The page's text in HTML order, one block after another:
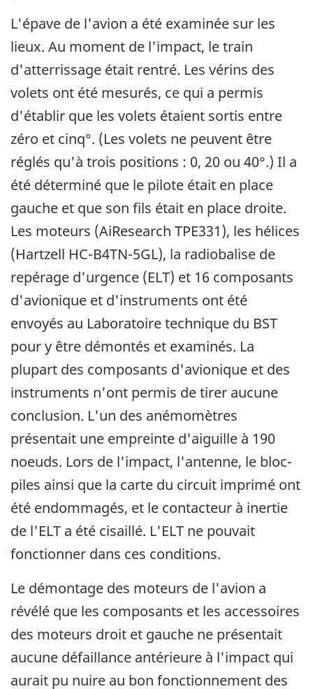
L'épave de l'avion a été examinée sur les
lieux. Au moment de l'impact, le train
d'atterrissage était rentré. Les vérins des
volets ont été mesurés, ce qui a permis
d'établir que les volets étaient sortis entre
zéro et cinq°. (Les volets ne peuvent être
réglés qu'à trois positions : 0, 20 ou 40°.) Il a
été déterminé que le pilote était en place
gauche et que son fils était en place droite.
Les moteurs (AiResearch TPE331), les hélices
(Hartzell HC-B4TN-5GL), la radiobalise de
repérage d'urgence (ELT) et 16 composants
d'avionique et d'instruments ont été
envoyés au Laboratoire technique du BST
pour y être démontés et examinés. La
plupart des composants d'avionique et des
instruments n'ont permis de tirer aucune
conclusion. L'un des anémomètres
présentait une empreinte d'aiguille à 190
noeuds. Lors de l'impact, l'antenne, le bloc-
piles ainsi que la carte du circuit imprimé ont
été endommagés, et le contacteur à inertie
de l'ELT a été cisaillé. L'ELT ne pouvait
fonctionner dans ces conditions.
Le démontage des moteurs de l'avion a
révélé que les composants et les accessoires
des moteurs droit et gauche ne présentait
aucune défaillance antérieure à l'impact qui
aurait pu nuire au bon fonctionnement des